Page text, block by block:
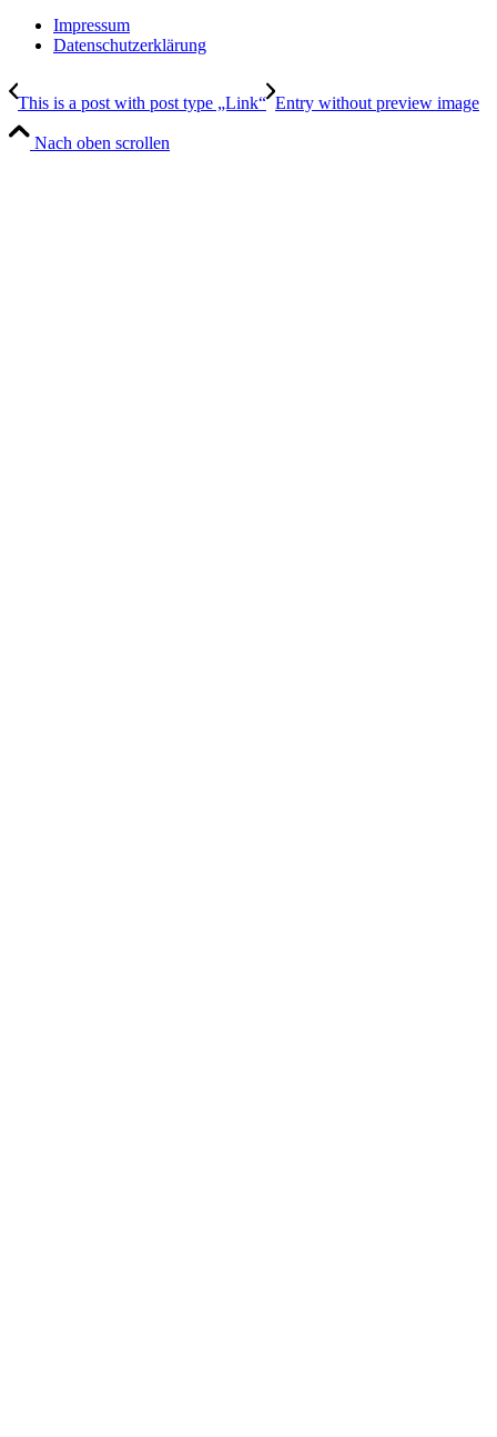
Impressum
Datenschutzerklärung
This is a post with post type „Link“ Entry without preview image
Nach oben scrollen